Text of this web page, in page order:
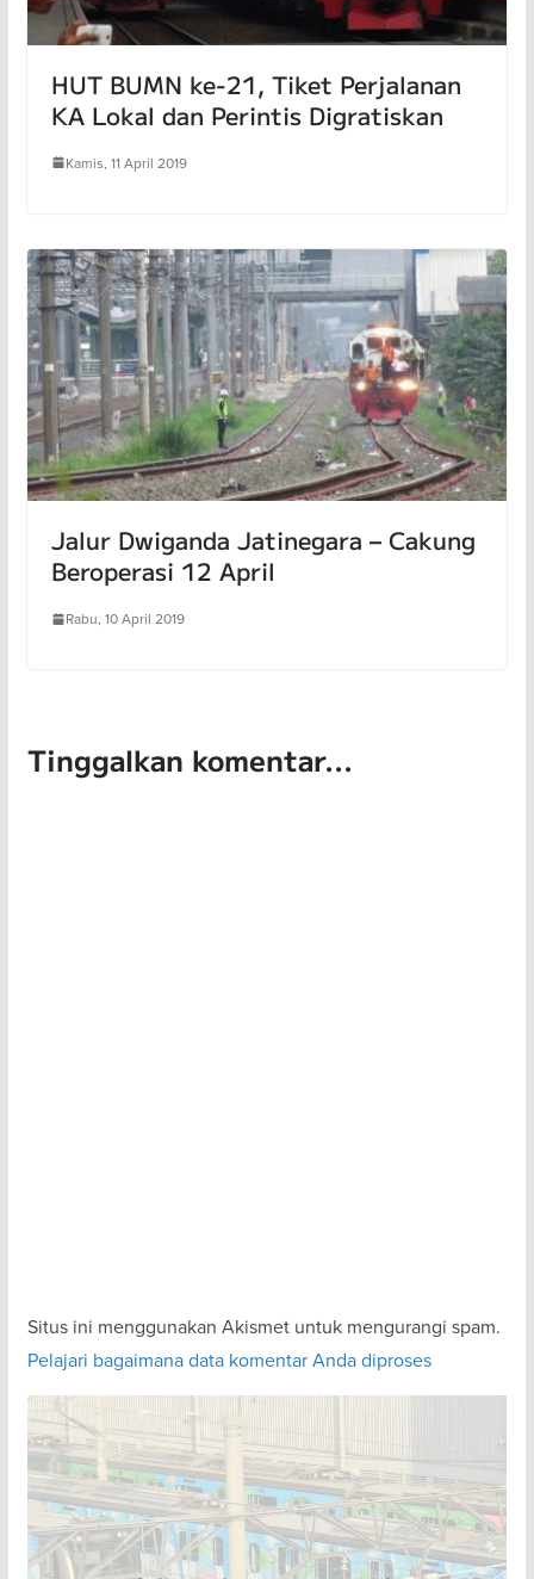
HUT BUMN ke-21, Tiket Perjalanan
KA Lokal dan Perintis Digratiskan
Kamis, 11 April 2019
Jalur Dwiganda Jatinegara – Cakung
Beroperasi 12 April
Rabu, 10 April 2019
Tinggalkan komentar...
Situs ini menggunakan Akismet untuk mengurangi spam.
Pelajari bagaimana data komentar Anda diproses